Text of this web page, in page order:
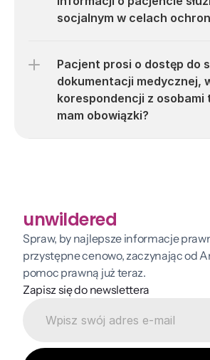
socjalnym w celach
Pacjent prosi o dostęp do
dokumentacji medycznej,
korespondencji z osobami
mam obowiązki?
unwildered
Spraw, by najlepsze informacje
przystępne cenowo, zaczynając od
pomoc prawną już teraz.
Zapisz się do newslettera